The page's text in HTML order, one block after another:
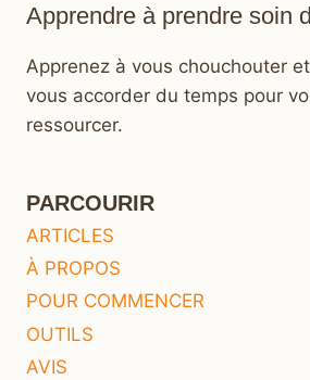
Apprendre à prendre soin
Apprenez à vous chouchouter
vous accorder du temps pour
ressourcer.
PARCOURIR
ARTICLES
À PROPOS
POUR COMMENCER
OUTILS
AVIS